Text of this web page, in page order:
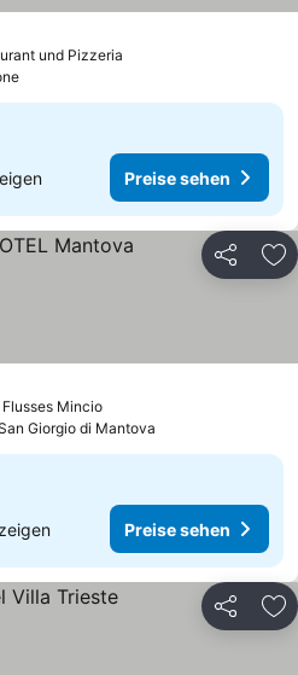
und Pizzeria
Preise sehen
Teilen
Mincio
Giorgio di Mantova
Preise sehen
Teilen